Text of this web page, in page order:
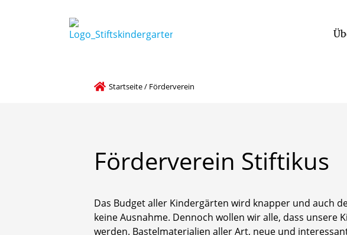
Startseite/ Förderverein
Förderverein Stiftikus
Das Budget aller Kindergärten wird knapper und auch
keine Ausnahme. Dennoch wollen wir alle, dass unsere
werden. Bastelmaterialien aller Art, neue und